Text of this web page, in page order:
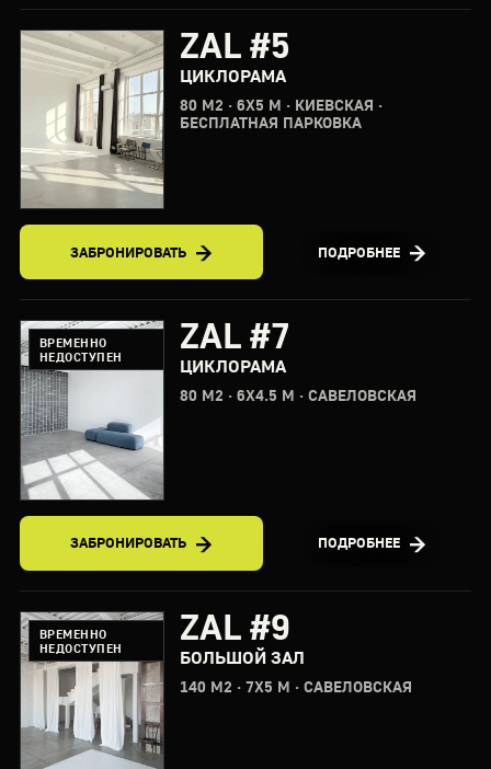
ZAL #5
ЦИКЛОРАМА
80 М2 · 6X5 М · КИЕВСКАЯ ·
БЕСПЛАТНАЯ ПАРКОВКА
ЗАБРОНИРОВАТЬ ПОДРОБНЕЕ
ВРЕМЕННО
НЕДОСТУПЕН
ZAL #7
ЦИКЛОРАМА
80 М2 · 6X4.5 М · САВЕЛОВСКАЯ
ЗАБРОНИРОВАТЬ ПОДРОБНЕЕ
ВРЕМЕННО
НЕДОСТУПЕН
ZAL #9
БОЛЬШОЙ ЗАЛ
140 М2 · 7X5 М · САВЕЛОВСКАЯ